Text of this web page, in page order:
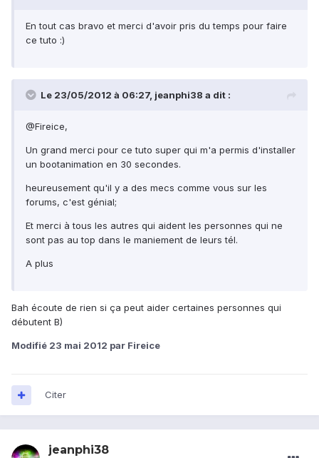
En tout cas bravo et merci d'avoir pris du temps pour faire
ce tuto :)
Le 23/05/2012 à 06:27, jeanphi38 a dit :
@Fireice,
Un grand merci pour ce tuto super qui m'a permis d'installer
un bootanimation en 30 secondes.
heureusement qu'il y a des mecs comme vous sur les
forums, c'est génial;
Et merci à tous les autres qui aident les personnes qui ne
sont pas au top dans le maniement de leurs tél.
A plus
Bah écoute de rien si ça peut aider certaines personnes qui
débutent B)
Modifié 23 mai 2012 par Fireice
Citer
jeanphi38